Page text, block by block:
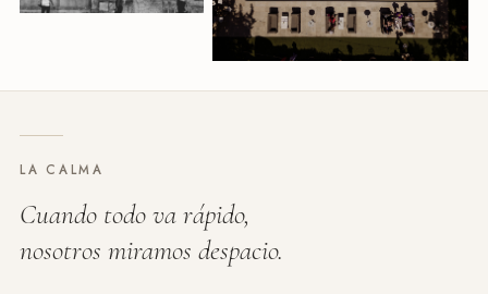
LA CALMA
Cuando todo va rápido,
nosotros miramos despacio.